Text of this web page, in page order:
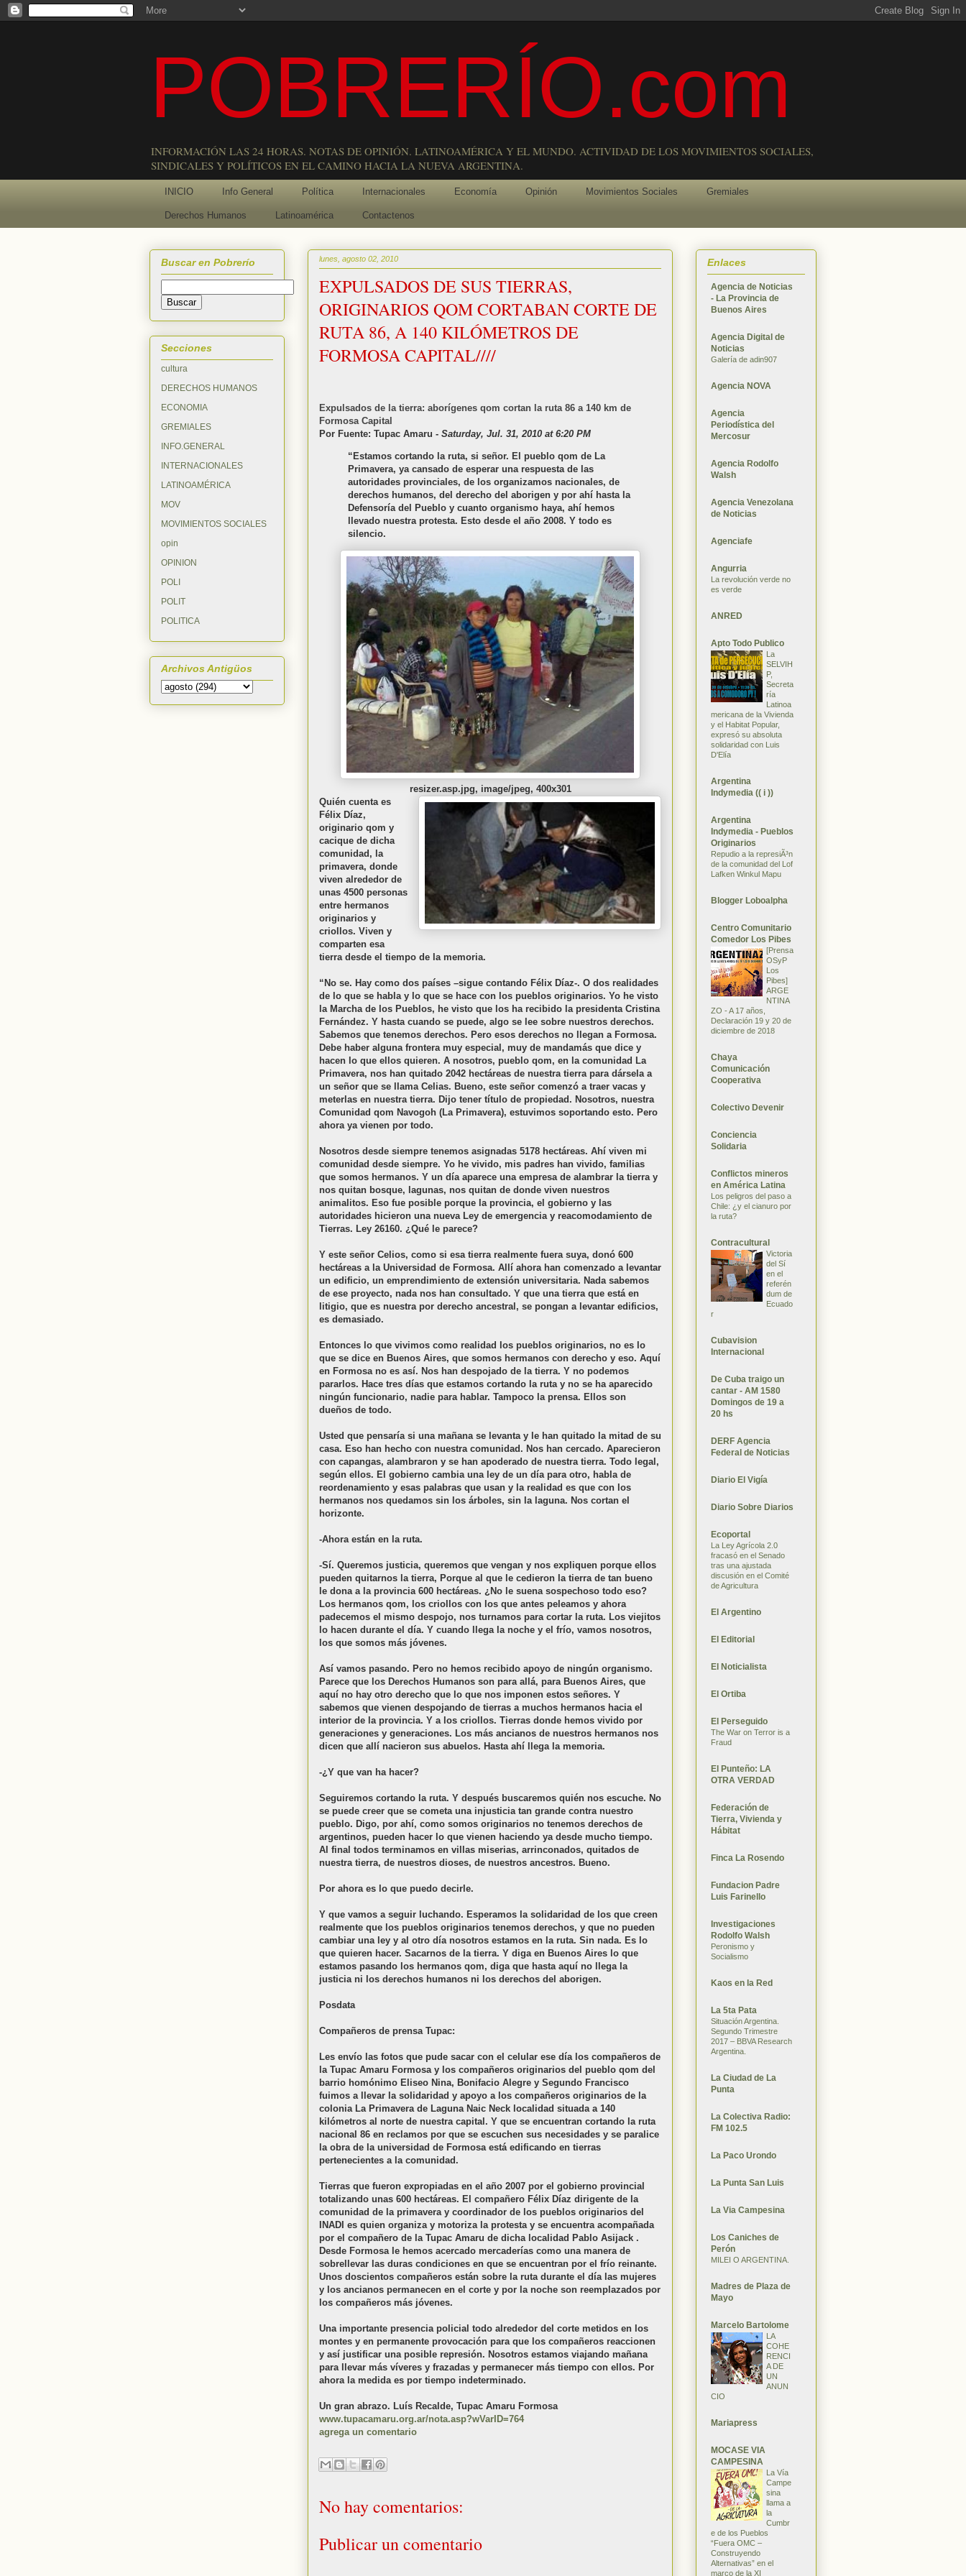
POBRERÍO.com
INFORMACIÓN LAS 24 HORAS. NOTAS DE OPINIÓN. LATINOAMÉRICA Y EL MUNDO. ACTIVIDAD DE LOS MOVIMIENTOS SOCIALES,
SINDICALES Y POLÍTICOS EN EL CAMINO HACIA LA NUEVA ARGENTINA.
INICIO Info General Política Internacionales Economía Opinión Movimientos Sociales Gremiales
Derechos Humanos Latinoamérica Contactenos
lunes, agosto 02, 2010
EXPULSADOS DE SUS TIERRAS,
ORIGINARIOS QOM CORTABAN CORTE DE
RUTA 86, A 140 KILÓMETROS DE
FORMOSA CAPITAL////
Expulsados de la tierra: aborígenes qom cortan la ruta 86 a 140 km de
Formosa Capital
Por Fuente: Tupac Amaru - Saturday, Jul. 31, 2010 at 6:20 PM
“Estamos cortando la ruta, si señor. El pueblo qom de La
Primavera, ya cansado de esperar una respuesta de las
autoridades provinciales, de los organizamos nacionales, de
derechos humanos, del derecho del aborigen y por ahí hasta la
Defensoría del Pueblo y cuanto organismo haya, ahí hemos
llevado nuestra protesta. Esto desde el año 2008. Y todo es
silencio.
resizer.asp.jpg, image/jpeg, 400x301
Quién cuenta es
Félix Díaz,
originario qom y
cacique de dicha
comunidad, la
primavera, donde
viven alrededor de
unas 4500 personas
entre hermanos
originarios y
criollos. Viven y
comparten esa
tierra desde el tiempo de la memoria.
“No se. Hay como dos países –sigue contando Félix Díaz-. O dos realidades
de lo que se habla y lo que se hace con los pueblos originarios. Yo he visto
la Marcha de los Pueblos, he visto que los ha recibido la presidenta Cristina
Fernández. Y hasta cuando se puede, algo se lee sobre nuestros derechos.
Sabemos que tenemos derechos. Pero esos derechos no llegan a Formosa.
Debe haber alguna frontera muy especial, muy de mandamás que dice y
hacen lo que ellos quieren. A nosotros, pueblo qom, en la comunidad La
Primavera, nos han quitado 2042 hectáreas de nuestra tierra para dársela a
un señor que se llama Celias. Bueno, este señor comenzó a traer vacas y
meterlas en nuestra tierra. Dijo tener título de propiedad. Nosotros, nuestra
Comunidad qom Navogoh (La Primavera), estuvimos soportando esto. Pero
ahora ya vienen por todo.
Nosotros desde siempre tenemos asignadas 5178 hectáreas. Ahí viven mi
comunidad desde siempre. Yo he vivido, mis padres han vivido, familias
que somos hermanos. Y un día aparece una empresa de alambrar la tierra y
nos quitan bosque, lagunas, nos quitan de donde viven nuestros
animalitos. Eso fue posible porque la provincia, el gobierno y las
autoridades hicieron una nueva Ley de emergencia y reacomodamiento de
Tierras. Ley 26160. ¿Qué le parece?
Y este señor Celios, como si esa tierra realmente fuera suya, donó 600
hectáreas a la Universidad de Formosa. Allí ahora han comenzado a levantar
un edificio, un emprendimiento de extensión universitaria. Nada sabemos
de ese proyecto, nada nos han consultado. Y que una tierra que está en
litigio, que es nuestra por derecho ancestral, se pongan a levantar edificios,
es demasiado.
Entonces lo que vivimos como realidad los pueblos originarios, no es lo
que se dice en Buenos Aires, que somos hermanos con derecho y eso. Aquí
en Formosa no es así. Nos han despojado de la tierra. Y no podemos
pararlos. Hace tres días que estamos cortando la ruta y no se ha aparecido
ningún funcionario, nadie para hablar. Tampoco la prensa. Ellos son
dueños de todo.
Usted que pensaría si una mañana se levanta y le han quitado la mitad de su
casa. Eso han hecho con nuestra comunidad. Nos han cercado. Aparecieron
con capangas, alambraron y se han apoderado de nuestra tierra. Todo legal,
según ellos. El gobierno cambia una ley de un día para otro, habla de
reordenamiento y esas palabras que usan y la realidad es que con los
hermanos nos quedamos sin los árboles, sin la laguna. Nos cortan el
horizonte.
-Ahora están en la ruta.
-Sí. Queremos justicia, queremos que vengan y nos expliquen porque ellos
pueden quitarnos la tierra, Porque al que le cedieron la tierra de tan bueno
le dona a la provincia 600 hectáreas. ¿No le suena sospechoso todo eso?
Los hermanos qom, los criollos con los que antes peleamos y ahora
padecemos el mismo despojo, nos turnamos para cortar la ruta. Los viejitos
lo hacen durante el día. Y cuando llega la noche y el frío, vamos nosotros,
los que somos más jóvenes.
Así vamos pasando. Pero no hemos recibido apoyo de ningún organismo.
Parece que los Derechos Humanos son para allá, para Buenos Aires, que
aquí no hay otro derecho que lo que nos imponen estos señores. Y
sabemos que vienen despojando de tierras a muchos hermanos hacia el
interior de la provincia. Y a los criollos. Tierras donde hemos vivido por
generaciones y generaciones. Los más ancianos de nuestros hermanos nos
dicen que allí nacieron sus abuelos. Hasta ahí llega la memoria.
-¿Y que van ha hacer?
Seguiremos cortando la ruta. Y después buscaremos quién nos escuche. No
se puede creer que se cometa una injusticia tan grande contra nuestro
pueblo. Digo, por ahí, como somos originarios no tenemos derechos de
argentinos, pueden hacer lo que vienen haciendo ya desde mucho tiempo.
Al final todos terminamos en villas miserias, arrinconados, quitados de
nuestra tierra, de nuestros dioses, de nuestros ancestros. Bueno.
Por ahora es lo que puedo decirle.
Y que vamos a seguir luchando. Esperamos la solidaridad de los que creen
realmente que los pueblos originarios tenemos derechos, y que no pueden
cambiar una ley y al otro día nosotros estamos en la ruta. Sin nada. Es lo
que quieren hacer. Sacarnos de la tierra. Y diga en Buenos Aires lo que
estamos pasando los hermanos qom, diga que hasta aquí no llega la
justicia ni los derechos humanos ni los derechos del aborigen.
Posdata
Compañeros de prensa Tupac:
Les envío las fotos que pude sacar con el celular ese día los compañeros de
la Tupac Amaru Formosa y los compañeros originarios del pueblo qom del
barrio homónimo Eliseo Nina, Bonifacio Alegre y Segundo Francisco
fuimos a llevar la solidaridad y apoyo a los compañeros originarios de la
colonia La Primavera de Laguna Naic Neck localidad situada a 140
kilómetros al norte de nuestra capital. Y que se encuentran cortando la ruta
nacional 86 en reclamos por que se escuchen sus necesidades y se paralice
la obra de la universidad de Formosa está edificando en tierras
pertenecientes a la comunidad.
Tierras que fueron expropiadas en el año 2007 por el gobierno provincial
totalizando unas 600 hectáreas. El compañero Félix Díaz dirigente de la
comunidad de la primavera y coordinador de los pueblos originarios del
INADI es quien organiza y motoriza la protesta y se encuentra acompañada
por el compañero de la Tupac Amaru de dicha localidad Pablo Asijack .
Desde Formosa le hemos acercado mercaderías como una manera de
sobrellevar las duras condiciones en que se encuentran por el frío reinante.
Unos doscientos compañeros están sobre la ruta durante el día las mujeres
y los ancianos permanecen en el corte y por la noche son reemplazados por
los compañeros más jóvenes.
Una importante presencia policial todo alrededor del corte metidos en los
montes y en permanente provocación para que los compañeros reaccionen
y así justificar una posible represión. Nosotros estamos viajando mañana
para llevar más víveres y frazadas y permanecer más tiempo con ellos. Por
ahora la medida es por tiempo indeterminado.
Un gran abrazo. Luís Recalde, Tupac Amaru Formosa
www.tupacamaru.org.ar/nota.asp?wVarID=764
agrega un comentario
No hay comentarios:
Publicar un comentario
Buscar en Pobrerío
Secciones
cultura
DERECHOS HUMANOS
ECONOMIA
GREMIALES
INFO.GENERAL
INTERNACIONALES
LATINOAMÉRICA
MOV
MOVIMIENTOS SOCIALES
opin
OPINION
POLI
POLIT
POLITICA
Archivos Antigüos
Enlaces
Agencia de Noticias
- La Provincia de
Buenos Aires
Agencia Digital de
Noticias
Galería de adin907
Agencia NOVA
Agencia
Periodística del
Mercosur
Agencia Rodolfo
Walsh
Agencia Venezolana
de Noticias
Agenciafe
Angurria
La revolución verde no
es verde
ANRED
Apto Todo Publico
La
SELVIH
P,
Secreta
ría
Latinoa
mericana de la Vivienda
y el Habitat Popular,
expresó su absoluta
solidaridad con Luis
D'Elía
Argentina
Indymedia (( i ))
Argentina
Indymedia - Pueblos
Originarios
Repudio a la represiÃ³n
de la comunidad del Lof
Lafken Winkul Mapu
Blogger Loboalpha
Centro Comunitario
Comedor Los Pibes
[Prensa
OSyP
Los
Pibes]
ARGE
NTINA
ZO - A 17 años,
Declaración 19 y 20 de
diciembre de 2018
Chaya
Comunicación
Cooperativa
Colectivo Devenir
Conciencia
Solidaria
Conflictos mineros
en América Latina
Los peligros del paso a
Chile: ¿y el cianuro por
la ruta?
Contracultural
Victoria
del Sí
en el
referén
dum de
Ecuado
r
Cubavision
Internacional
De Cuba traigo un
cantar - AM 1580
Domingos de 19 a
20 hs
DERF Agencia
Federal de Noticias
Diario El Vigía
Diario Sobre Diarios
Ecoportal
La Ley Agrícola 2.0
fracasó en el Senado
tras una ajustada
discusión en el Comité
de Agricultura
El Argentino
El Editorial
El Noticialista
El Ortiba
El Perseguido
The War on Terror is a
Fraud
El Punteño: LA
OTRA VERDAD
Federación de
Tierra, Vivienda y
Hábitat
Finca La Rosendo
Fundacion Padre
Luis Farinello
Investigaciones
Rodolfo Walsh
Peronismo y
Socialismo
Kaos en la Red
La 5ta Pata
Situación Argentina.
Segundo Trimestre
2017 – BBVA Research
Argentina.
La Ciudad de La
Punta
La Colectiva Radio:
FM 102.5
La Paco Urondo
La Punta San Luis
La Via Campesina
Los Caniches de
Perón
MILEI O ARGENTINA.
Madres de Plaza de
Mayo
Marcelo Bartolome
LA
COHE
RENCI
A DE
UN
ANUN
CIO
Mariapress
MOCASE VIA
CAMPESINA
La Vía
Campe
sina
llama a
la
Cumbr
e de los Pueblos
“Fuera OMC –
Construyendo
Alternativas” en el
marco de la XI